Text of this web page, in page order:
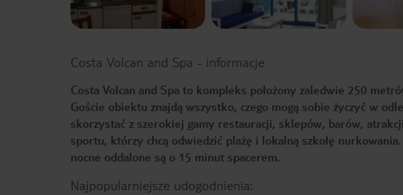
Costa Volcan and Spa - informacje
Costa Volcan and Spa to kompleks położony zaledwie 250
Goście obiektu znajdą wszystko, czego mogą sobie życzyć w
skorzystać z szerokiej gamy restauracji, sklepów, barów,
sportu, którzy chcą odwiedzić plażę i lokalną szkołę
nocne oddalone są o 15 minut spacerem.
Najpopularniejsze udogodnienia: